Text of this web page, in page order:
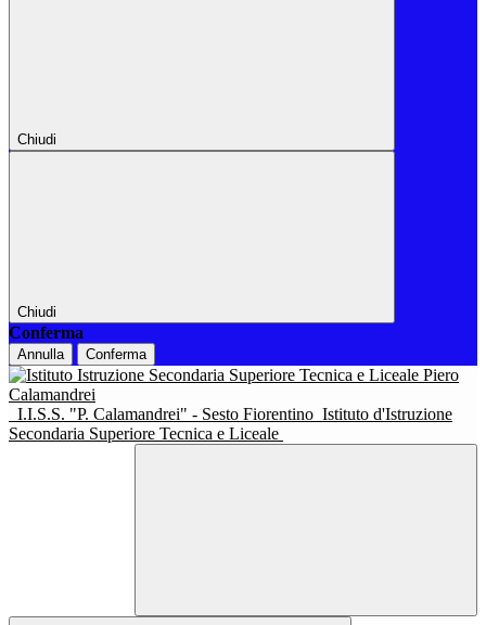
Chiudi
Chiudi
Conferma
Annulla Conferma
I.I.S.S. "P. Calamandrei" - Sesto Fiorentino Istituto d'Istruzione
Secondaria Superiore Tecnica e Liceale